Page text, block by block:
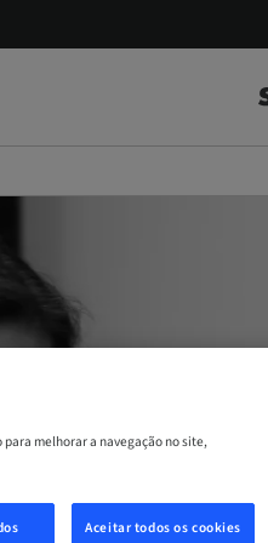
melhorar a navegação no site,
Aceitar todos os cookies